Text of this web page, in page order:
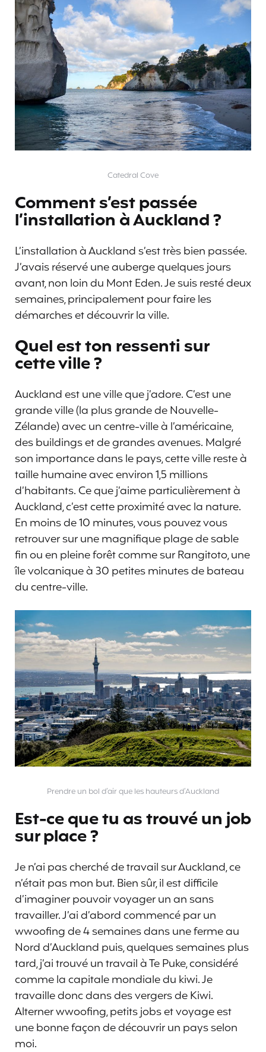
Catedral Cove
Comment s’est passée
l’installation à Auckland ?
L’installation à Auckland s’est très bien passée.
J’avais réservé une auberge quelques jours
avant, non loin du Mont Eden. Je suis resté deux
semaines, principalement pour faire les
démarches et découvrir la ville.
Quel est ton ressenti sur
cette ville ?
Auckland est une ville que j’adore. C’est une
grande ville (la plus grande de Nouvelle-
Zélande) avec un centre-ville à l’américaine,
des buildings et de grandes avenues. Malgré
son importance dans le pays, cette ville reste à
taille humaine avec environ 1,5 millions
d’habitants. Ce que j’aime particulièrement à
Auckland, c’est cette proximité avec la nature.
En moins de 10 minutes, vous pouvez vous
retrouver sur une magnifique plage de sable
fin ou en pleine forêt comme sur Rangitoto, une
île volcanique à 30 petites minutes de bateau
du centre-ville.
Prendre un bol d’air que les hauteurs d’Auckland
Est-ce que tu as trouvé un job
sur place ?
Je n’ai pas cherché de travail sur Auckland, ce
n’était pas mon but. Bien sûr, il est difficile
d’imaginer pouvoir voyager un an sans
travailler. J’ai d’abord commencé par un
wwoofing de 4 semaines dans une ferme au
Nord d’Auckland puis, quelques semaines plus
tard, j’ai trouvé un travail à Te Puke, considéré
comme la capitale mondiale du kiwi. Je
travaille donc dans des vergers de Kiwi.
Alterner wwoofing, petits jobs et voyage est
une bonne façon de découvrir un pays selon
moi.